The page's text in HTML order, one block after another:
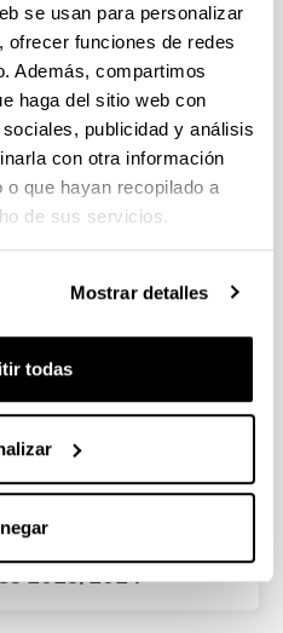
se usan para personalizar
funciones de redes
Además, compartimos
haga del sitio web con
publicidad y análisis
con otra información
que hayan recopilado a
de sus servicios.
Mostrar detalles
todas
2023/2024